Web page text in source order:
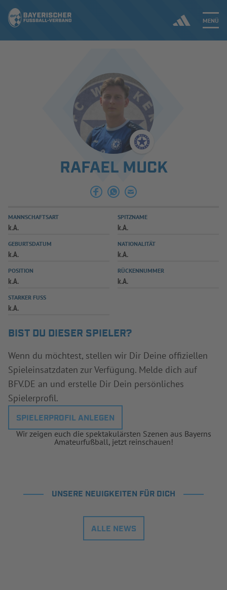
MENÜ
ERGEBNISSE & WETTBEWERBE
SPIELBETRIEB & VERBANDSLEBEN
AUSBILDUNG & FÖRDERUNG
SPIELPLUS
RAFAEL MUCK
MANNSCHAFTSART
k.A.
SPITZNAME
k.A.
GEBURTSDATUM
k.A.
NATIONALITÄT
k.A.
POSITION
k.A.
RÜCKENNUMMER
k.A.
STARKER FUSS
k.A.
BIST DU DIESER SPIELER?
Wenn du möchtest, stellen wir Dir Deine offiziellen
Spieleinsatzdaten zur Verfügung. Melde dich auf
BFV.DE an und erstelle Dir Dein persönliches
Spielerprofil.
SPIELERPROFIL ANLEGEN
Wir zeigen euch die spektakulärsten Szenen aus Bayerns
Amateurfußball, jetzt reinschauen!
UNSERE NEUIGKEITEN FÜR DICH
ALLE NEWS